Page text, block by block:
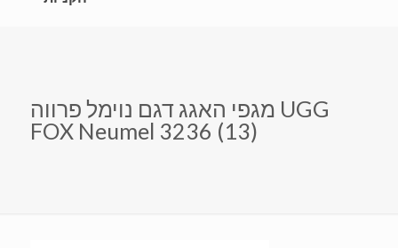
מגפי האגג דגם נוימל פרווה UGG
FOX Neumel 3236 (13)